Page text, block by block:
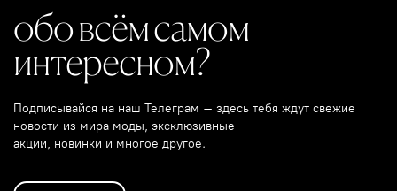
обо всём самом
интересном?
Подписывайся на наш Телеграм – здесь тебя ждут свежие
новости из мира моды, эксклюзивные
акции, новинки и многое другое.